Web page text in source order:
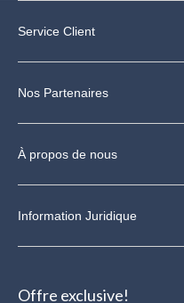
Service Client
Nos Partenaires
À propos de nous
Information Juridique
Offre exclusive!